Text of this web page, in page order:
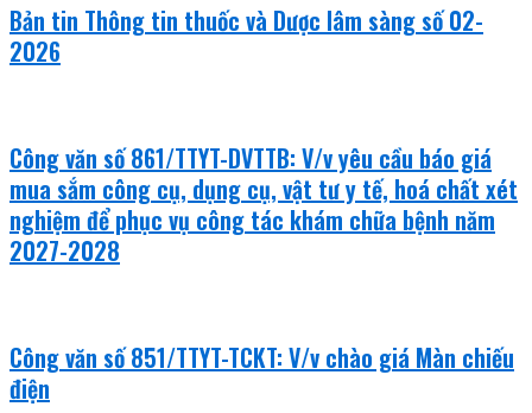
Bản tin Thông tin thuốc và Dược lâm sàng số 02-
2026
Công văn số 861/TTYT-DVTTB: V/v yêu cầu báo giá
mua sắm công cụ, dụng cụ, vật tư y tế, hoá chất xét
nghiệm để phục vụ công tác khám chữa bệnh năm
2027-2028
Công văn số 851/TTYT-TCKT: V/v chào giá Màn chiếu
điện